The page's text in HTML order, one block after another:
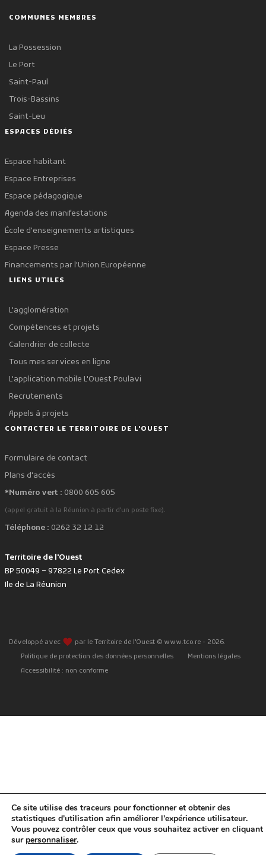
COMMUNES MEMBRES
La Possession
Le Port
Saint-Paul
Trois-Bassins
Saint-Leu
ESPACES DÉDIÉS
Espace habitant
Espace Entreprises
Espace pédagogique
Agenda des manifestations
École d'enseignements artistiques
Espace Presse
Financements par l'Union Européenne
LIENS UTILES
L'agglomération
Compétences et projets
Calendrier de collecte
Tous mes services en ligne
L'application mobile L'Ouest Poulavi
Recrutements
Appels à projets
CONTACTER LE TERRITOIRE DE L'OUEST
Formulaire de contact
Plans d'accès
*Numéro vert : 0800 605 605
(appel gratuit à la Réunion à partir d'un poste fixe).
Téléphone : 0262 32 12 12
Territoire de l'Ouest
BP 50049 – 97822 Le Port Cedex
Ile de La Réunion
Développé avec favorite par le Territoire de l'Ouest © www.tco.re - 2026.
Politique de protection des données personnelles
Mentions légales
Accessibilité : non conforme
Ce site utilise des traceurs pour fonctionner et obtenir des
statistiques d'utilisation afin améliorer l'expérience utilisateur.
Vous pouvez contrôler ceux que vous souhaitez activer en cliquant
sur personnaliser.